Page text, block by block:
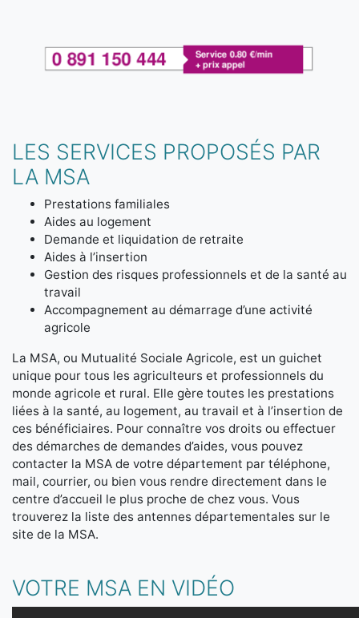
LES SERVICES PROPOSÉS PAR
LA MSA
Prestations familiales
Aides au logement
Demande et liquidation de retraite
Aides à l’insertion
Gestion des risques professionnels et de la santé au
travail
Accompagnement au démarrage d’une activité
agricole
La MSA, ou Mutualité Sociale Agricole, est un guichet
unique pour tous les agriculteurs et professionnels du
monde agricole et rural. Elle gère toutes les prestations
liées à la santé, au logement, au travail et à l’insertion de
ces bénéficiaires. Pour connaître vos droits ou effectuer
des démarches de demandes d’aides, vous pouvez
contacter la MSA de votre département par téléphone,
mail, courrier, ou bien vous rendre directement dans le
centre d’accueil le plus proche de chez vous. Vous
trouverez la liste des antennes départementales sur le
site de la MSA.
VOTRE MSA EN VIDÉO